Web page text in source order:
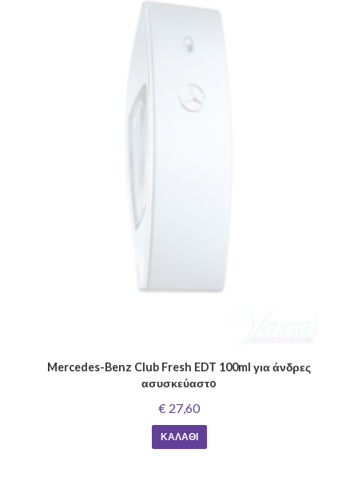
Mercedes-Benz Club Fresh EDT 100ml για άνδρες
ασυσκεύαστo
€ 27,60
ΚΑΛΆΘΙ